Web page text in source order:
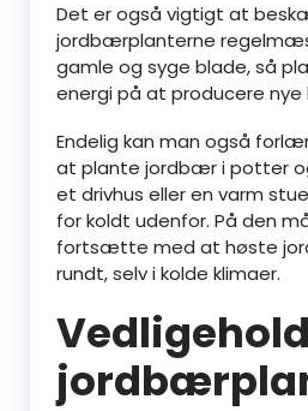
Det er også vigtigt at
jordbærplanterne
gamle og syge blade, så
energi på at producere
Endelig kan man også
at plante jordbær i potter
et drivhus eller en varm
for koldt udenfor. På den
fortsætte med at høste
rundt, selv i kolde klimaer.